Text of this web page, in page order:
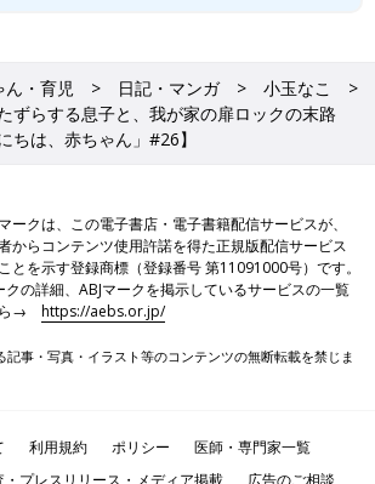
ん・育児 日記・マンガ
小玉なこ
ずらする息子と、我が家の扉ロックの末路
ちは、赤ちゃん」#26】
ークは、この電子書店・電子書籍配信サービスが、
からコンテンツ使用許諾を得た正規版配信サービス
とを示す登録商標（登録番号 第11091000号）です。
クの詳細、ABJマークを掲示しているサービスの一覧
ら→https://aebs.or.jp/
記事・写真・イラスト等のコンテンツの無断転載を禁じま
利用規約 ポリシー
医師・専門家一覧